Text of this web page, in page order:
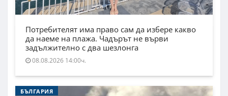
Потребителят има право сам да избере какво
да наеме на плажа. Чадърът не върви
задължително с два шезлонга
08.08.2026 14:00ч.
БЪЛГАРИЯ